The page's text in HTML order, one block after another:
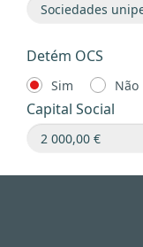
Detém OCS
Sim Não
Capital Social